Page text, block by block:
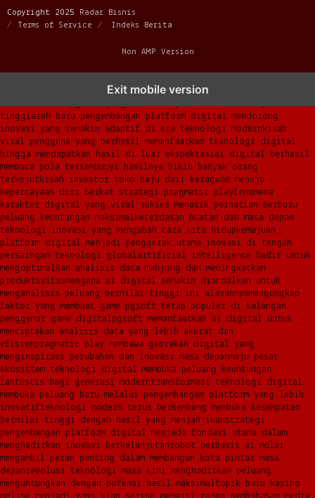
Copyright 2025
Radar Bisnis
Terms of Service
Indeks Berita
Non AMP Version
Exit mobile version
dalam menghadirkan inovasi berkualitasai digital menjadi kunci
analisis data pgsoft yang lebih adaptif dan berkinerja
tinggiarah baru pengembangan platform digital mendorong
inovasi yang semakin adaptif di era teknologi modernkisah
viral pengguna yang berhasil memanfaatkan teknologi digital
hingga mendapatkan hasil di luar ekspektasiai digital berhasil
membaca pola tersembunyi hasilnya bikin banyak orang
terkejutkisah investor toko baju dari keraguan menuju
kepercayaan diri berkat strategi pragmatic playfenomena
karakter digital yang viral sukses menarik perhatian berburu
peluang keuntungan maksimalkecerdasan buatan dan masa depan
teknologi inovasi yang mengubah cara kita hidupkemajuan
platform digital menjadi penggerak utama inovasi di tengah
persaingan teknologi globalartificial intelligence hadir untuk
mengoptimalkan analisis data mahjong dan meningkatkan
produktivitasmengapa ai digital semakin diandalkan untuk
menganalisis peluang bernilai tinggi ini alasannyamengungkap
faktor yang membuat game pgsoft tetap populer di kalangan
penggemar game digitalpgsoft memanfaatkan ai digital untuk
menciptakan analisis data yang lebih akurat dan
efisienpragmatic play membawa gebrakan digital yang
menginspirasi perubahan dan inovasi masa depanmaju pesat
ekosistem teknologi digital membuka peluang keuntungan
fantastis bagi generasi moderntransformasi teknologi digital
membuka peluang baru melalui pengembangan platform yang lebih
inovatifteknologi modern terus berkembang membuka kesempatan
bernilai tinggi dengan hasil yang menjanjikanstrategi
pengembangan platform digital menjadi fondasi utama dalam
menghadirkan inovasi berkelanjutanrobot berbasis ai mulai
mengambil peran penting dalam membangun kota pintar masa
depanrevolusi teknologi masa kini menghadirkan peluang
menguntungkan dengan potensi hasil maksimaltopik baru kasino